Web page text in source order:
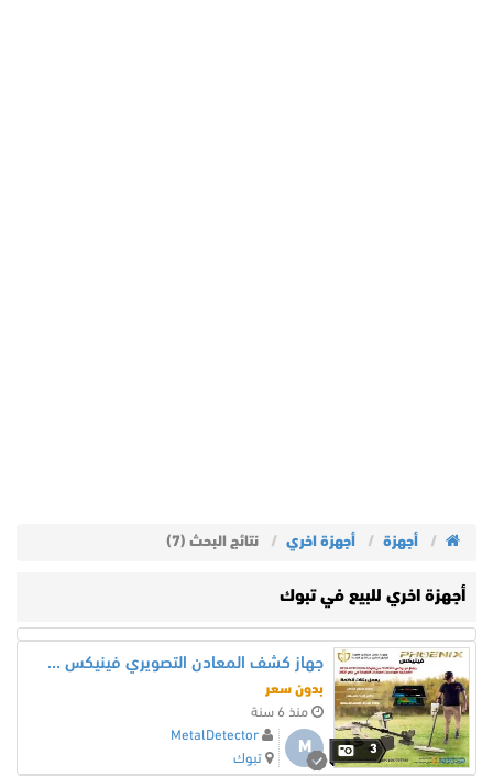
أجهزة أجهزة اخري نتائج البحث (7)
أجهزة اخري للبيع في تبوك
3
جهاز كشف المعادن التصويري فينيكس – Phoenix 2021
بدون سعر
منذ 6 سنة
M
MetalDetector
تبوك